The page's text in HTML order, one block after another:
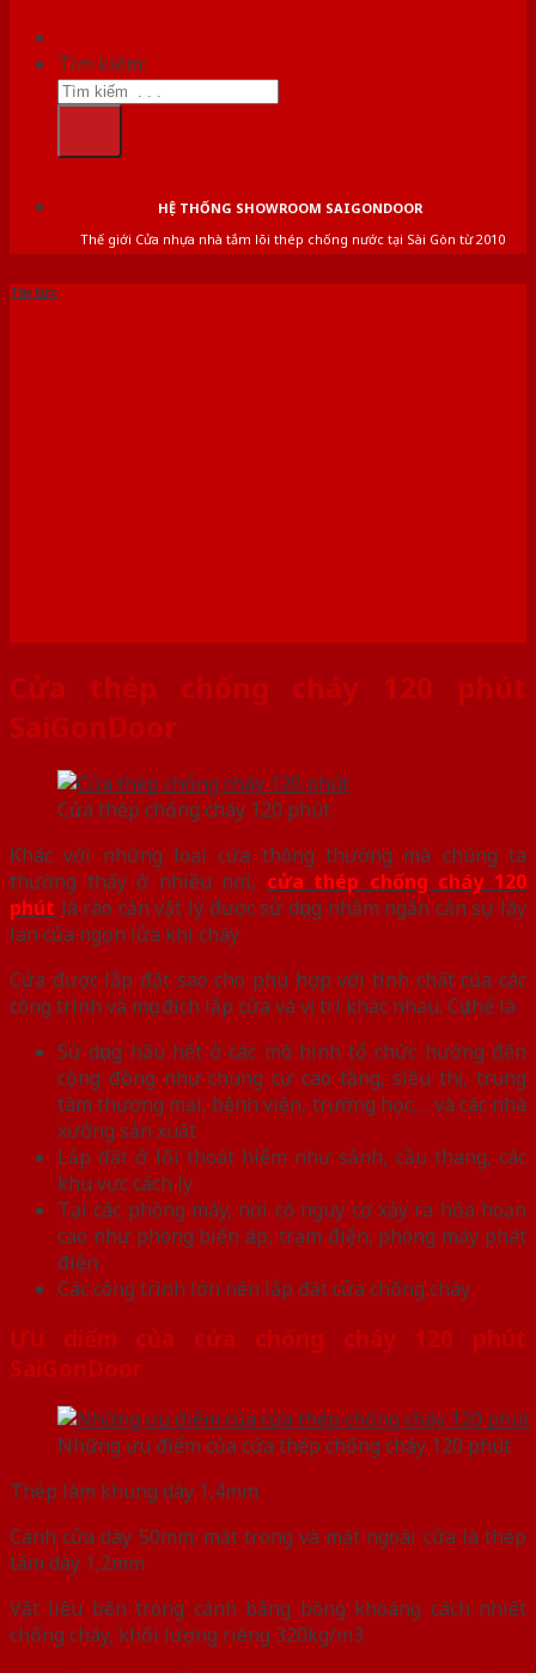
Tìm kiếm:
HỆ THỐNG SHOWROOM SAIGONDOOR
Thế giới Cửa nhựa nhà tắm lõi thép chống nước tại Sài Gòn từ 2010
Tin tức
Cửa thép chống cháy 120 phút
SaiGonDoor
Cửa thép chống cháy 120 phút
Khác với những loại cửa thông thường mà chúng ta
thường thấy ở nhiều nơi, cửa thép chống cháy 120
phút là rào cản vật lý được sử dụng nhằm ngăn cản sự lây
lan của ngọn lửa khi cháy
Cửa được lắp đặt sao cho phù hợp với tính chất của các
công trình và mục đích lắp cửa và vị trí khác nhau. Cụ thể là
Sử dụng hầu hết ở các mô hình tổ chức hướng đến
cộng đồng như chung cư cao tầng, siêu thị, trung
tâm thương mại, bệnh viện, trường học…. và các nhà
xưởng sản xuất
Lắp đặt ở lối thoát hiểm như sảnh, cầu thang, các
khu vực cách ly
Tại các phòng máy, nơi có nguy cơ xảy ra hỏa hoạn
cao như phòng biến áp, trạm điện, phòng máy phát
điện
Các công trình lớn nên lắp đặt cửa chống cháy
Ưu diểm của cửa chống cháy 120 phút
SaiGonDoor
Những ưu điểm của cửa thép chống cháy 120 phút
Thép làm khung dày 1,4mm
Cánh cửa dày 50mm; mặt trong và mặt ngoài cửa là thép
tấm dày 1,2mm
Vật liệu bên trong cánh bằng bông khoáng cách nhiệt
chống cháy, khối lượng riêng 320kg/m3